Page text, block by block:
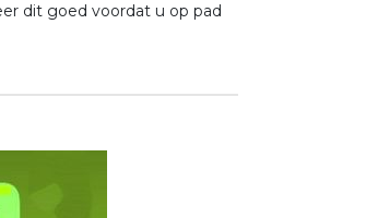
dit goed voordat u op pad